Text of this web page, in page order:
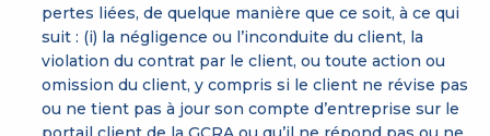
pertes liées, de quelque manière que ce soit, à ce qui
suit : (i) la négligence ou l’inconduite du client, la
violation du contrat par le client, ou toute action ou
omission du client, y compris si le client ne révise pas
ou ne tient pas à jour son compte d’entreprise sur le